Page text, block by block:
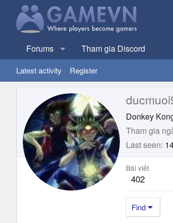
Forums Tham gia Discord
Latest activity Register
Donkey
Tham gia
Last seen
Bài viết
402
Find